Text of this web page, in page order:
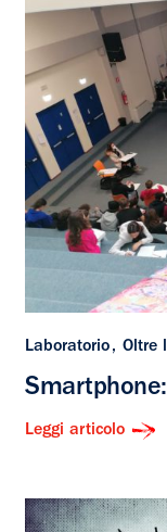
Laboratorio Oltre
Leggi articolo